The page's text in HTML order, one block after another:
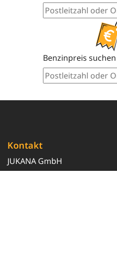
Benzinpreis suchen
Kontakt
JUKANA GmbH